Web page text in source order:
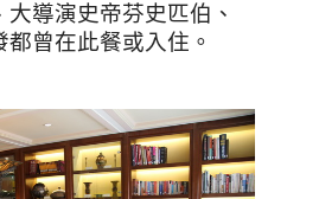
導演史帝芬史匹伯、
都曾在此餐或入住。